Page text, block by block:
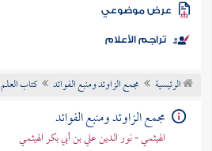
الكتب
موضوعي
تراجم الأعلام
الرئيسية مجمع الزاوئد ومنبع الفوائد كتاب العلم
مجمع الزاوئد ومنبع الفوائد
الهيثمي - نور الدين علي بن أبي بكر الهيثمي